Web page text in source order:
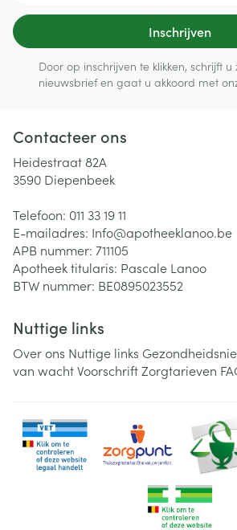
Inschrijven
Door op inschrijven te klikken, schrijft
nieuwsbrief en gaat u akkoord met
Contacteer ons
Heidestraat 82A
3590 Diepenbeek
Telefoon: 011 33 19 11
E-mailadres: Info@apotheeklanoo.be
APB nummer: 711105
Apotheek titularis: Pascale Lanoo
BTW nummer: BE0895023552
Nuttige links
Over ons Nuttige links
van wachtVoorschriftZorgtarieven